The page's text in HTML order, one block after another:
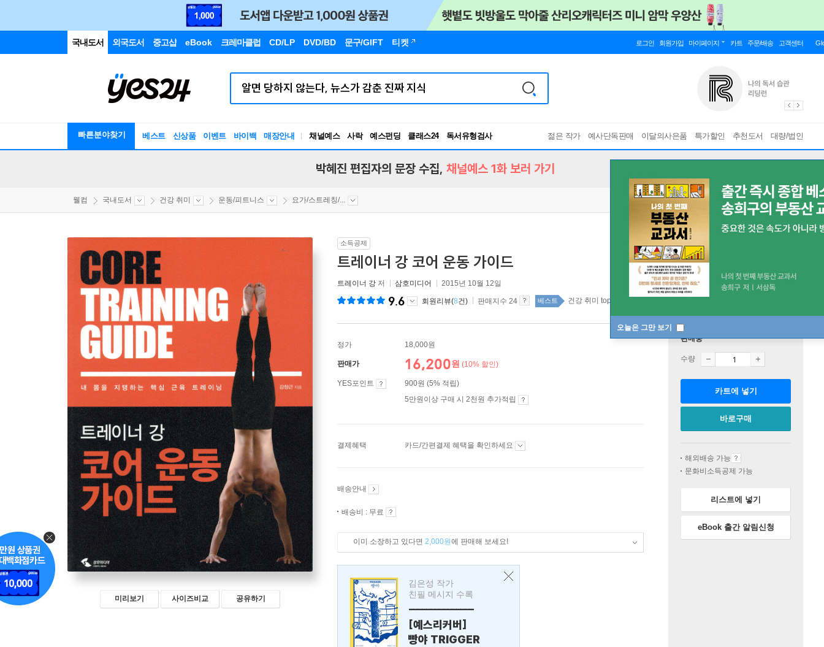
국내도서 외국도서 중고샵 eBook 크레마클럽 CD/LP DVD/BD 문구/GIFT 티켓 로그인 회원가입 마이페이지 카트 주문/배송 고객센터
빠른분야찾기 베스트 신상품 이벤트 바이백 매장안내 채널예스 사락 예스펀딩 클래스24
독서유형검사
RBTI Lab
젊은 작가 예사단독판매 이달의사은품 특가할인 추천도서 대량/법인
오늘은 그만 보기
박혜진 편집자의 문장 수집, 채널예스 1화 보러 가기
웰컴 국내도서 건강 취미 운동/피트니스 요가/스트레칭/...
미리보기 사이즈비교 공유하기
소득공제
트레이너 강 코어 운동 가이드
트레이너 강 저 삼호미디어 2015년 10월 12일
9.6 회원리뷰(8건) 판매지수 24 베스트 건강 취미 top20 2주
정가 18,000원
판매가 16,200원 (10% 할인)
YES포인트
900원 (5% 적립)
5만원이상 구매 시 2천원 추가적립
결제혜택 카드/간편결제 혜택을 확인하세요
배송안내
배송비 : 무료
이미 소장하고 있다면 2,000원에 판매해 보세요!
김은성 작가
친필 메시지 수록
---------------
[예스리커버]
빵야 TRIGGER
판매중
수량
카트에 넣기
바로구매
해외배송 가능
문화비소득공제 가능
리스트에 넣기
eBook 출간 알림신청